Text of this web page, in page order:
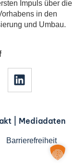
Impuls über die
in den
und Umbau.
| Mediadaten
Barrierefreiheit